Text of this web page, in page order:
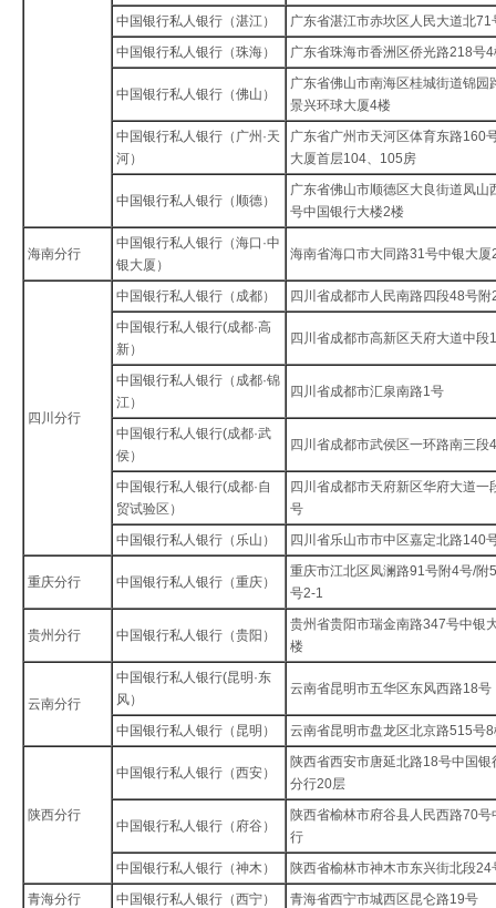
中国银行私人银行（湛江）
广东省湛江市赤坎区人民大道北71
中国银行私人银行（珠海）
广东省珠海市香洲区侨光路218号
中国银行私人银行（佛山）
广东省佛山市南海区桂城街道锦园
景兴环球大厦4楼
中国银行私人银行（广州·天
河）
广东省广州市天河区体育东路160
大厦首层104、105房
中国银行私人银行（顺德）
广东省佛山市顺德区大良街道凤山
号中国银行大楼2楼
海南分行
中国银行私人银行（海口·中
银大厦）
海南省海口市大同路31号中银大厦
四川分行
中国银行私人银行（成都）
四川省成都市人民南路四段48号附
中国银行私人银行(成都·高
新）
四川省成都市高新区天府大道中段
中国银行私人银行（成都·锦
江）
四川省成都市汇泉南路1号
中国银行私人银行(成都·武
侯）
四川省成都市武侯区一环路南三段
中国银行私人银行(成都·自
贸试验区）
四川省成都市天府新区华府大道一
号
中国银行私人银行（乐山）
四川省乐山市市中区嘉定北路140
重庆分行 中国银行私人银行（重庆）
重庆市江北区凤澜路91号附4号/附
号2-1
贵州分行 中国银行私人银行（贵阳）
贵州省贵阳市瑞金南路347号中银
楼
云南分行
中国银行私人银行(昆明·东
风）
云南省昆明市五华区东风西路18号
中国银行私人银行（昆明） 云南省昆明市盘龙区北京路515号
陕西分行
中国银行私人银行（西安）
陕西省西安市唐延北路18号中国银
分行20层
中国银行私人银行（府谷）
陕西省榆林市府谷县人民西路70号
行
中国银行私人银行（神木）
陕西省榆林市神木市东兴街北段24
青海分行
中国银行私人银行（西宁） 青海省西宁市城西区昆仑路19号